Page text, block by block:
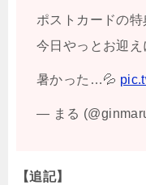
ポストカードの
今日やっとお迎え
暑かった…💦
— まる
【追記】